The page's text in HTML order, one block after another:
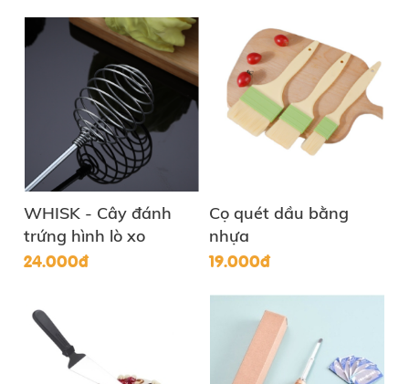
WHISK - Cây đánh
trứng hình lò xo
24.000đ
Cọ quét dầu bằng
nhựa
19.000đ